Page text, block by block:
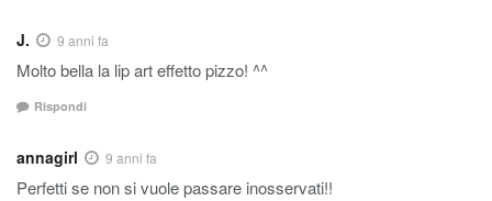
J. 9 anni fa
Molto bella la lip art effetto pizzo! ^^
Rispondi
annagirl 9 anni fa
Perfetti se non si vuole passare inosservati!!